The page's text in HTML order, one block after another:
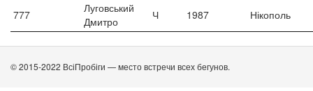
777
Луговський
Дмитро
Ч 1987 Нікополь
© 2015-2022 ВсіПробіги — место встречи всех бегунов.